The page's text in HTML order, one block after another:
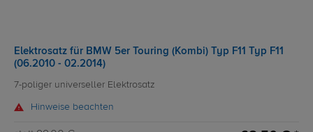
Elektrosatz für BMW 5er Touring (Kombi) Typ F11 Typ F11
(06.2010 - 02.2014)
7-poliger universeller Elektrosatz
Hinweise beachten